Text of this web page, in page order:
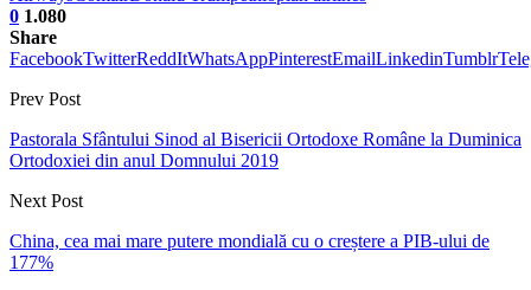
0 1.080
Share
FacebookTwitterReddItWhatsAppPinterestEmailLinkedinTumblr
Prev Post
Pastorala Sfântului Sinod al Bisericii Ortodoxe Române la Duminica
Ortodoxiei din anul Domnului 2019
Next Post
China, cea mai mare putere mondială cu o creștere a PIB-ului de
177%